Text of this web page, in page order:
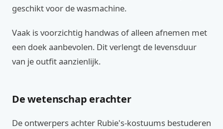
geschikt voor de wasmachine.
Vaak is voorzichtig handwas of alleen afnemen met
een doek aanbevolen. Dit verlengt de levensduur
van je outfit aanzienlijk.
De wetenschap erachter
De ontwerpers achter Rubie's-kostuums bestuderen